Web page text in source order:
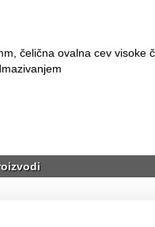
čelična ovalna cev visoke